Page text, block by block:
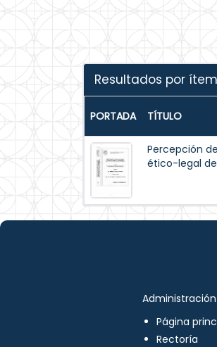
Resultados por
PORTADA TÍTULO
Percepción
ético-legal
Página
Rectoría